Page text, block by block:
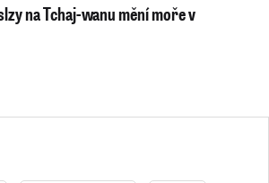
na Tchaj-wanu mění moře v